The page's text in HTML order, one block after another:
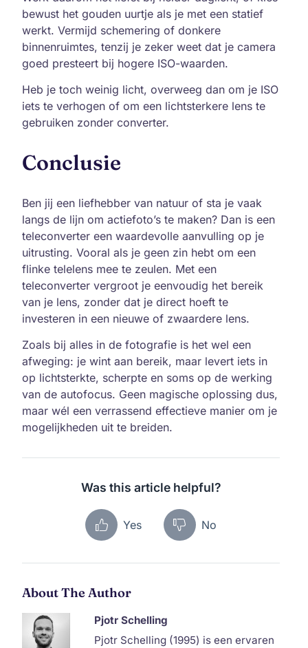
bewust het gouden uurtje als je met een statief
werkt. Vermijd schemering of donkere
binnenruimtes, tenzij je zeker weet dat je camera
goed presteert bij hogere ISO-waarden.
Heb je toch weinig licht, overweeg dan om je ISO
iets te verhogen of om een lichtsterkere lens te
gebruiken zonder converter.
Conclusie
Ben jij een liefhebber van natuur of sta je vaak
langs de lijn om actiefoto’s te maken? Dan is een
teleconverter een waardevolle aanvulling op je
uitrusting. Vooral als je geen zin hebt om een
flinke telelens mee te zeulen. Met een
teleconverter vergroot je eenvoudig het bereik
van je lens, zonder dat je direct hoeft te
investeren in een nieuwe of zwaardere lens.
Zoals bij alles in de fotografie is het wel een
afweging: je wint aan bereik, maar levert iets in
op lichtsterkte, scherpte en soms op de werking
van de autofocus. Geen magische oplossing dus,
maar wél een verrassend effectieve manier om je
mogelijkheden uit te breiden.
Was this article helpful?
Yes No
About The Author
Pjotr Schelling
Pjotr Schelling (1995) is een ervaren